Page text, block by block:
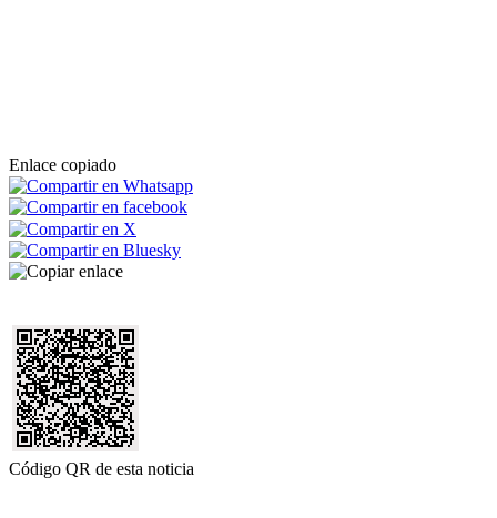
Enlace copiado
Código QR de esta noticia